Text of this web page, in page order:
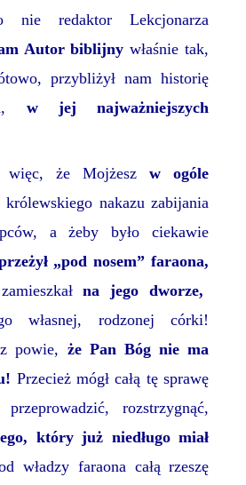
nie redaktor Lekcjonarza
Autor biblijnywłaśnie tak,
przybliżył nam historię
w jej najważniejszych
więc, żeMojżeszw ogóle
nakazu zabijania
a żeby było ciekawie
„pod nosem” faraona,
na jego dworze,
własnej, rodzonej córki!
powie, że Pan Bóg nie ma
Przecież mógł całą tę sprawę
rozstrzygnąć,
który już niedługo miał
władzy faraona całą rzeszę